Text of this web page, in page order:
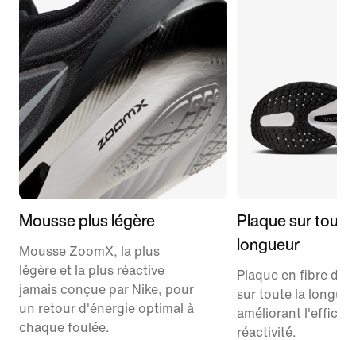
Mousse plus légère
Mousse ZoomX, la plus
légère et la plus réactive
jamais conçue par Nike, pour
un retour d'énergie optimal à
chaque foulée.
Plaque sur toute
longueur
Plaque en fibre de
sur toute la
améliorant
réactivité.